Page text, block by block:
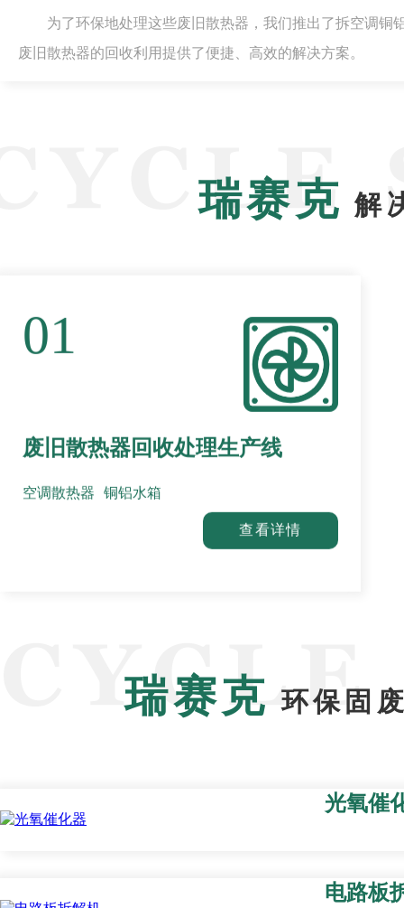
为了环保地处理这些废旧散热器，我们推出了拆空调铜
废旧散热器的回收利用提供了便捷、高效的解决方案。
瑞赛克 解
01
废旧散热器回收处理生产线
空调散热器 铜铝水箱
查看详情
瑞赛克 环保固
光氧催
电路板